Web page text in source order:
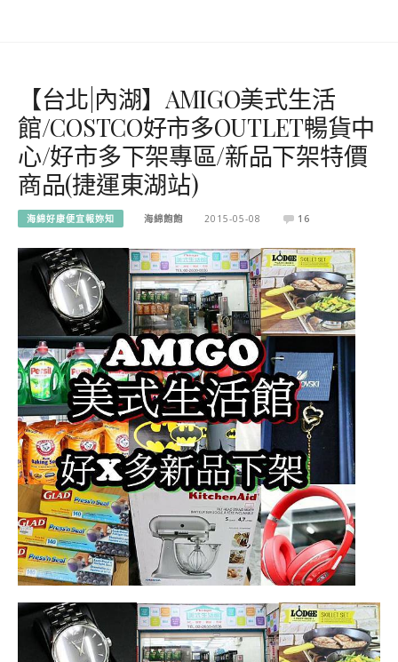
【台北|內湖】AMIGO美式生活
館/COSTCO好市多OUTLET暢貨中
心/好市多下架專區/新品下架特價
商品(捷運東湖站)
海綿好康便宜報妳知 海綿飽飽 2015-05-08 16